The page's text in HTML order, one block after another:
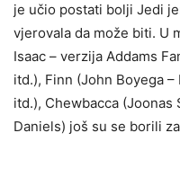
je učio postati bolji Jedi
vjerovala da može biti. U
Isaac – verzija Addams
itd.), Finn (John Boyega
itd.), Chewbacca (Joonas
Daniels) još su se borili